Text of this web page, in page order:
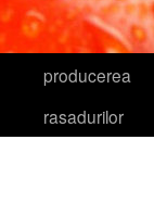
producerea
rasadurilor